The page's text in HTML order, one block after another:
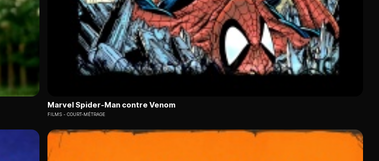
Marvel Spider-Man contre Venom
FILMS COURT-MÉTRAGE